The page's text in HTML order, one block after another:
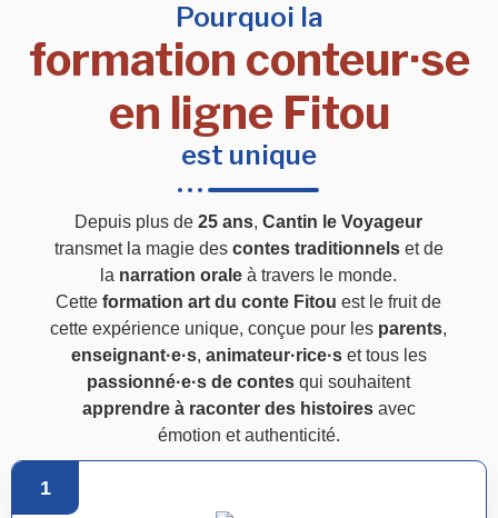
Pourquoi la
formation conteur·se
en ligne Fitou
est unique
Depuis plus de25 ans,Cantin le Voyageur
transmet la magie des contes traditionnelset de
la narration orale à travers le monde.
Cetteformation art du conte Fitou est le fruit de
cette expérience unique, conçue pour les parents,
enseignant·e·s, animateur·rice·set tous les
passionné·e·s de contes qui souhaitent
apprendre à raconter des histoiresavec
émotion et authenticité.
1